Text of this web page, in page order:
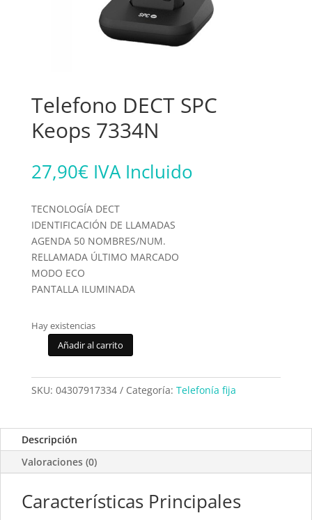
Telefono DECT SPC
Keops 7334N
27,90€ IVA Incluido
TECNOLOGÍA DECT
IDENTIFICACIÓN DE LLAMADAS
AGENDA 50 NOMBRES/NUM.
RELLAMADA ÚLTIMO MARCADO
MODO ECO
PANTALLA ILUMINADA
Hay existencias
Telefono
SPC
cantidad
Añadir al carrito
SKU: 04307917334 Categoría: Telefonía fija
Descripción
Valoraciones (0)
Características Principales